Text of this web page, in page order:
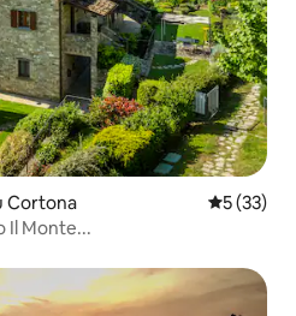
Cortona Prosječna
5 (33)
Il Monte...